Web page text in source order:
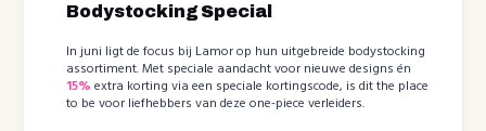
Bodystocking Special
In juni ligt de focus bij Lamor op hun uitgebreide bodystocking
assortiment. Met speciale aandacht voor nieuwe designs én
15% extra korting via een speciale kortingscode, is dit the place
to be voor liefhebbers van deze one-piece verleiders.